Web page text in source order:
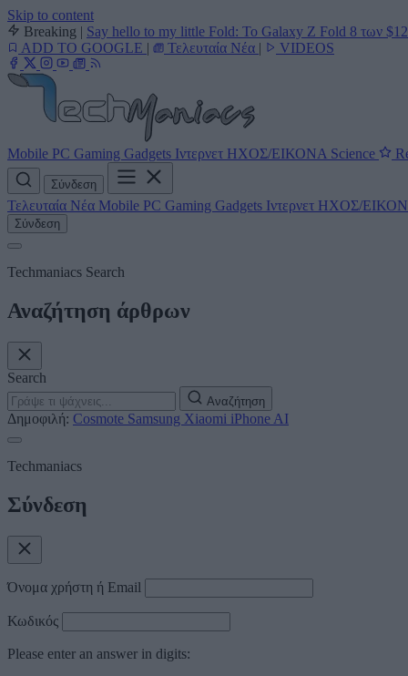
Skip to content
Breaking | Say hello to my little Fold: Το Galaxy Z Fold 8 των
ADD TO GOOGLE | Τελευταία Νέα | VIDEOS
Mobile PC Gaming Gadgets Ιντερνετ ΗΧΟΣ/ΕΙΚΟΝΑ Science
Σύνδεση
Τελευταία Νέα Mobile PC Gaming Gadgets Ιντερνετ ΗΧΟΣ/
Σύνδεση
Techmaniacs Search
Αναζήτηση άρθρων
Search
Αναζήτηση
Δημοφιλή: Cosmote Samsung Xiaomi iPhone AI
Techmaniacs
Σύνδεση
Όνομα χρήστη ή Email
Κωδικός
Please enter an answer in digits: